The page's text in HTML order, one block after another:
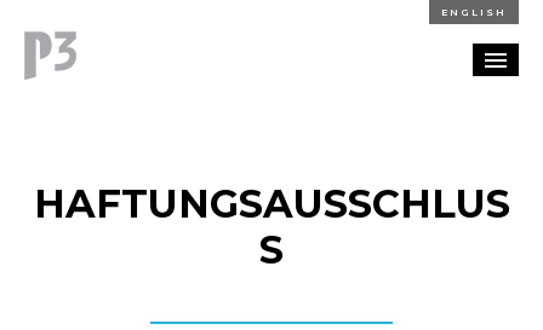
ENGLISH
KONTAKT
HAFTUNGSAUSSCHLUS
S